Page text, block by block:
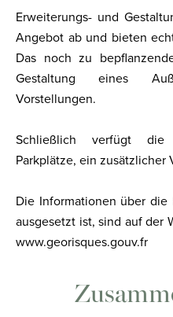
Erweiterungs- und
Angebot ab und bieten
Das noch zu
Gestaltung eines
Vorstellungen.
Schließlich verfügt
Parkplätze, ein zusätzlicher
Die Informationen über
ausgesetzt ist, sind auf der
www.georisques.gouv.fr